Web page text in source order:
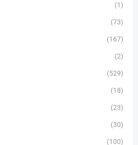
(1)
(73)
(167)
(2)
(529)
(18)
(23)
(30)
(100)